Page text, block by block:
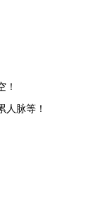
！
人脉等！